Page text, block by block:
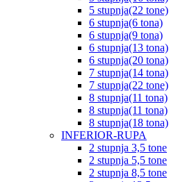
5 stupnja(22 tone)
6 stupnja(6 tona)
6 stupnja(9 tona)
6 stupnja(13 tona)
6 stupnja(20 tona)
7 stupnja(14 tona)
7 stupnja(22 tone)
8 stupnja(11 tona)
8 stupnja(11 tona)
8 stupnja(18 tona)
INFERIOR-RUPA
2 stupnja 3,5 tone
2 stupnja 5,5 tone
2 stupnja 8,5 tone